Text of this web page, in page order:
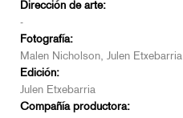
Dirección de arte:
-
Fotografía:
Malen Nicholson, Julen Etxebarria
Edición:
Julen Etxebarria
Compañía productora: